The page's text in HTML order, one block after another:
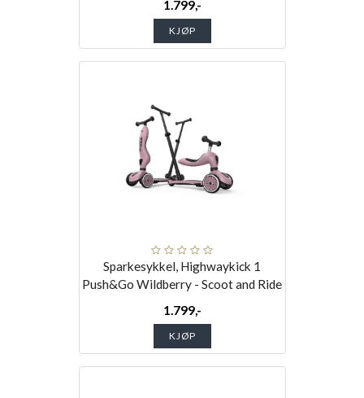
1.799,-
KJØP
Sparkesykkel, Highwaykick 1
Push&Go Wildberry - Scoot and Ride
1.799,-
KJØP